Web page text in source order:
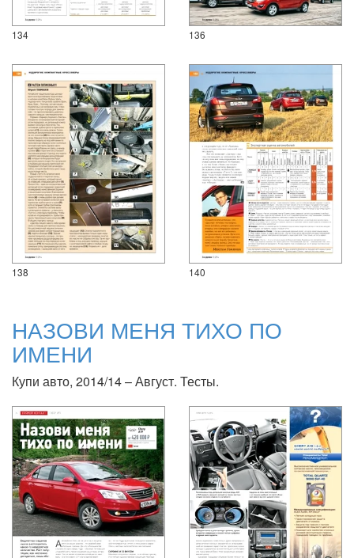
134 136
138 140
НАЗОВИ МЕНЯ ТИХО ПО
ИМЕНИ
Купи авто, 2014/14 – Август. Тесты.